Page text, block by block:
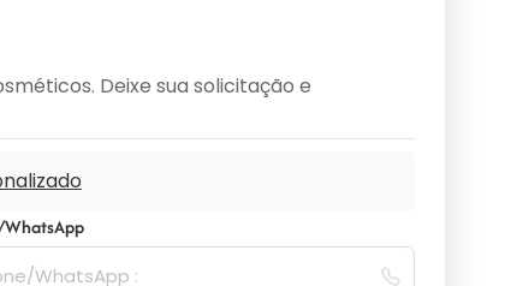
Deixe sua solicitação e